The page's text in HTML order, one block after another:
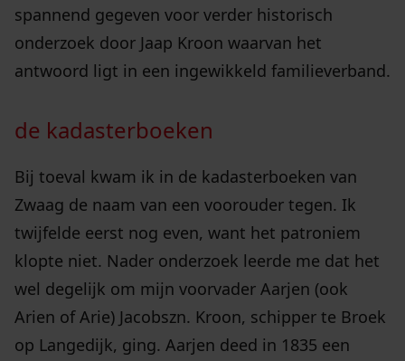
spannend gegeven voor verder historisch
onderzoek door Jaap Kroon waarvan het
antwoord ligt in een ingewikkeld familieverband.
de kadasterboeken
Bij toeval kwam ik in de kadasterboeken van
Zwaag de naam van een voorouder tegen. Ik
twijfelde eerst nog even, want het patroniem
klopte niet. Nader onderzoek leerde me dat het
wel degelijk om mijn voorvader Aarjen (ook
Arien of Arie) Jacobszn. Kroon, schipper te Broek
op Langedijk, ging. Aarjen deed in 1835 een